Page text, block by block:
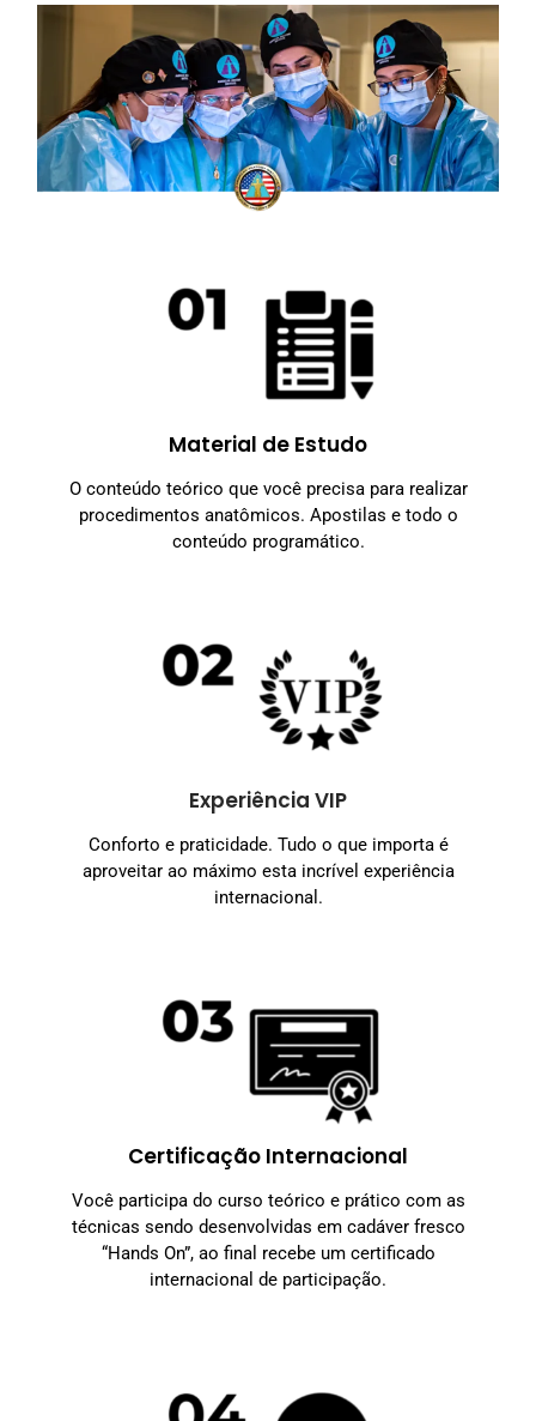
Material de Estudo
O conteúdo teórico que você precisa para realizar
procedimentos anatômicos. Apostilas e todo o
conteúdo programático.
Experiência VIP
Conforto e praticidade. Tudo o que importa é
aproveitar ao máximo esta incrível experiência
internacional.
Certificação Internacional
Você participa do curso teórico e prático com as
técnicas sendo desenvolvidas em cadáver fresco
“Hands On”, ao final recebe um certificado
internacional de participação.